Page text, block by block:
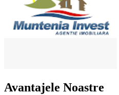
Avantajele Noastre